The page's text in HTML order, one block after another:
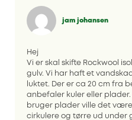
jam johansen
Hej
Vi er skal skifte Rockwool
gulv. Vi har haft et
luktet. Der er ca 20 cm fra
anbefaler kuler eller plader.
bruger plader ville det
cirkulere og tørre ud under